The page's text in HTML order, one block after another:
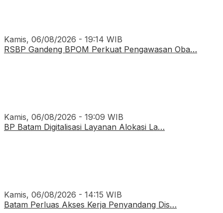
Kamis, 06/08/2026 - 19:14 WIB
RSBP Gandeng BPOM Perkuat Pengawasan Oba…
Kamis, 06/08/2026 - 19:09 WIB
BP Batam Digitalisasi Layanan Alokasi La…
Kamis, 06/08/2026 - 14:15 WIB
Batam Perluas Akses Kerja Penyandang Dis…